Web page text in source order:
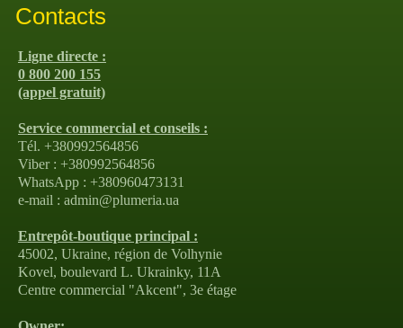
Contacts
Ligne directe :
0 800 200 155
(appel gratuit)
Service commercial et conseils :
Tél. +380992564856
Viber : +380992564856
WhatsApp : +380960473131
e-mail : admin@plumeria.ua
Entrepôt-boutique principal :
45002, Ukraine, région de Volhynie
Kovel, boulevard L. Ukrainky, 11A
Centre commercial "Akcent", 3e étage